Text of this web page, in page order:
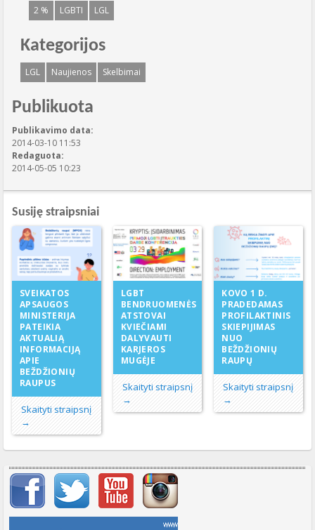
2 % LGBTI LGL
Kategorijos
LGL Naujienos Skelbimai
Publikuota
Publikavimo data:
2014-03-10 11:53
Redaguota:
2014-05-05 10:23
Susiję straipsniai
SVEIKATOS
APSAUGOS
MINISTERIJA
PATEIKIA
AKTUALIĄ
INFORMACIJĄ
APIE
BEŽDŽIONIŲ
RAUPUS
Skaityti straipsnį
→
LGBT
BENDRUOMENĖS
ATSTOVAI
KVIEČIAMI
DALYVAUTI
KARJEROS
MUGĖJE
Skaityti straipsnį
→
KOVO 1 D.
PRADEDAMAS
PROFILAKTINIS
SKIEPIJIMAS
NUO
BEŽDŽIONIŲ
RAUPŲ
Skaityti straipsnį
→
Svarbių įrašų meniu